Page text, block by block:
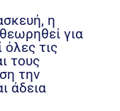
η
για
όλες τις
τους
την
άδεια